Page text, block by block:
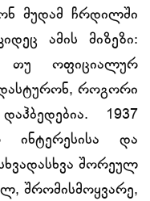
მუდამ ჩრდილში
ამის მიზეზი:
თუ ოფიციალურ
როგორი
1937
ინტერესისა და
შორეულ
შრომისმოყვარე,